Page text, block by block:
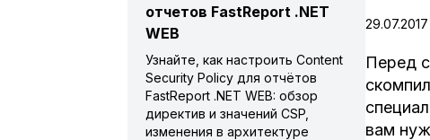
29.07.2017
Перед
вам
отчетов FastReport .NET
WEB
Узнайте, как настроить Content
Security Policy для отчётов
FastReport .NET WEB: обзор
директив и значений CSP,
изменения в архитектуре